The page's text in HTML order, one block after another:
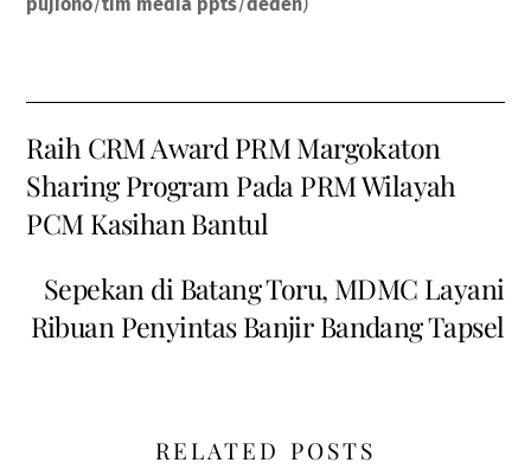
Raih CRM Award PRM Margokaton
Sharing Program Pada PRM Wilayah
PCM Kasihan Bantul
Sepekan di Batang Toru, MDMC Layani
Ribuan Penyintas Banjir Bandang Tapsel
RELATED POSTS